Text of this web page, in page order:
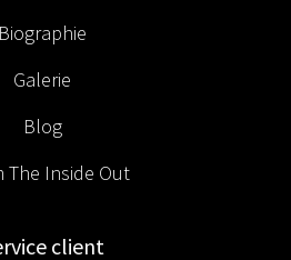
Biographie
Galerie
Blog
The Inside Out
client